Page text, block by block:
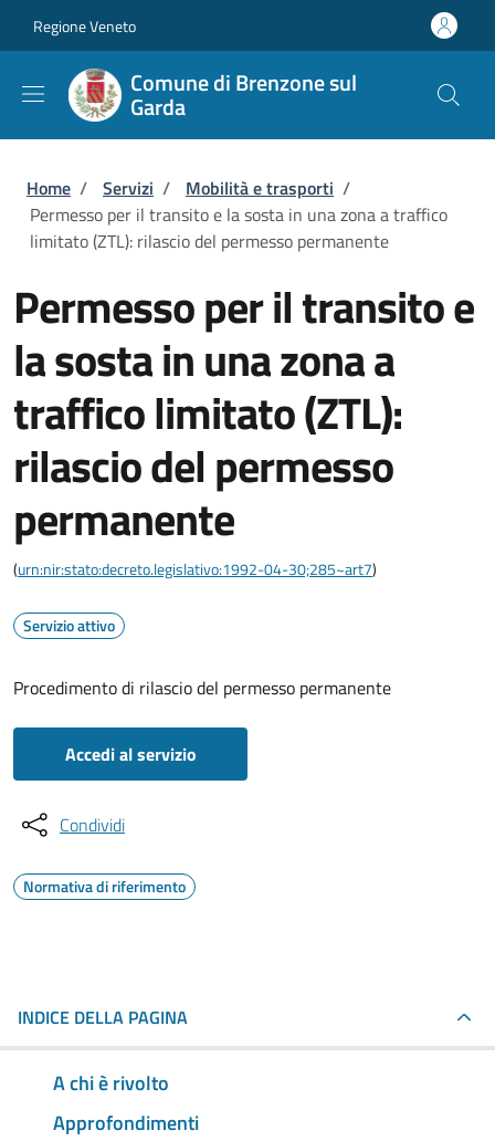
Regione Veneto
Comune di Brenzone sul
Garda
Briciole di pane
Home / Servizi / Mobilità e trasporti /
Permesso per il transito e la sosta in una zona a traffico
limitato (ZTL): rilascio del permesso permanente
Permesso per il transito e
la sosta in una zona a
traffico limitato (ZTL):
rilascio del permesso
permanente
(urn:nir:stato:decreto.legislativo:1992-04-30;285~art7)
Servizio attivo
Procedimento di rilascio del permesso permanente
Accedi al servizio
Condividi
Normativa di riferimento
INDICE DELLA PAGINA
A chi è rivolto
Approfondimenti